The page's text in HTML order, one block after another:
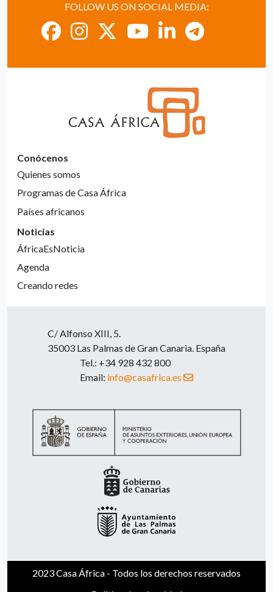
FOLLOW US ON SOCIAL MEDIA:
Conócenos
Quienes somos
Programas de Casa África
Países africanos
Noticias
ÁfricaEsNoticia
Agenda
Creando redes
C/ Alfonso XIII, 5.
35003 Las Palmas de Gran Canaria. España
Tel.: +34 928 432 800
Email: info@casafrica.es
2023 Casa África - Todos los derechos reservados